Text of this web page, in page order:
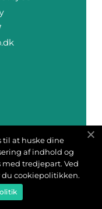
til at huske dine
af indhold og
tredjepart. Ved
cookiepolitikken.